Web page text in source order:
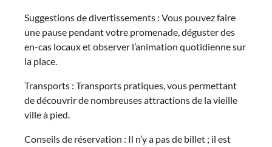
Suggestions de divertissements : Vous pouvez faire
une pause pendant votre promenade, déguster des
en-cas locaux et observer l’animation quotidienne sur
la place.
Transports : Transports pratiques, vous permettant
de découvrir de nombreuses attractions de la vieille
ville à pied.
Conseils de réservation : Il n’y a pas de billet ; il est